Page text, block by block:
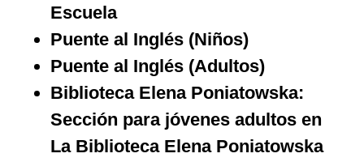
Escuela
Puente al Inglés (Niños)
Puente al Inglés (Adultos)
Biblioteca Elena Poniatowska:
Sección para jóvenes adultosen
La Biblioteca Elena Poniatowska